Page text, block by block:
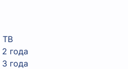
ТВ
года
года